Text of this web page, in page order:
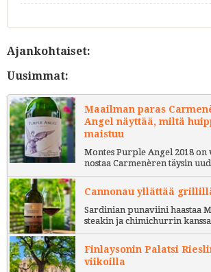
Ajankohtaiset:
Uusimmat:
Maailman paras
Angel näyttää, miltä
maistuu
Montes Purple Angel 2018
nostaa Carmenèren täysin
Cannonau yllättää
Sardinian punaviini haastaa
steakin ja chimichurrin kanssa
Finlaysonin Palatsi
viikoilla